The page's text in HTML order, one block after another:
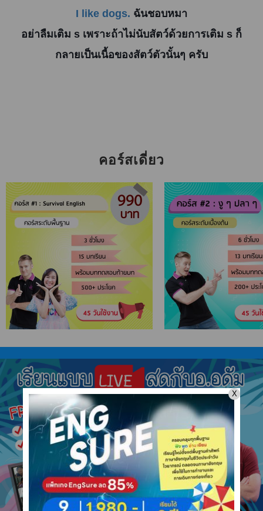
I like dogs. ฉันชอบหมา
อย่าลืมเติม s เพราะถ้าไม่นับสัตว์ด้วยการเติม s ก็
กลายเป็นเนื้อของสัตว์ตัวนั้นๆ ครับ
คอร์สเดี่ยว